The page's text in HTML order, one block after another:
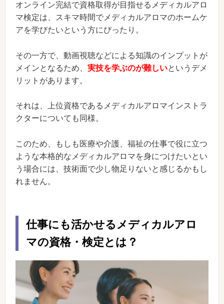
オンライン完結で資格取得が目指せるメディカルアロ
マ検定は、スキマ時間でメディカルアロマのホームケ
アを学びたいという方にぴったり。
その一方で、動画視聴などによる知識のインプットが
メインとなるため、 実技を学ぶのが難しいというデメ
リットがあります。
それは、上位資格であるメディカルアロマインストラ
クターについても同様。
このため、もしも医療や介護、福祉の仕事で役に立つ
ような本格的なメディカルアロマを身につけたいとい
う場合には、技術面で少し物足りないと感じるかもし
れません。
仕事にも活かせるメディカルアロ
マの資格・検定とは？